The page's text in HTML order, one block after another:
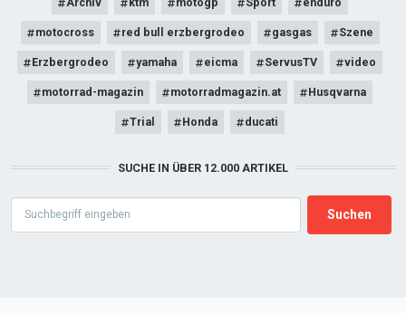
motocross red bull erzbergrodeo gasgas Szene
Erzbergrodeo yamaha eicma ServusTV video
motorrad-magazin motorradmagazin.at Husqvarna
Trial Honda ducati
SUCHE IN ÜBER 12.000 ARTIKEL